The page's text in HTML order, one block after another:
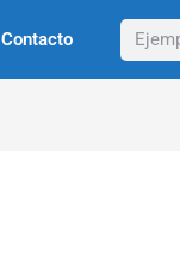
Contacto Buscar